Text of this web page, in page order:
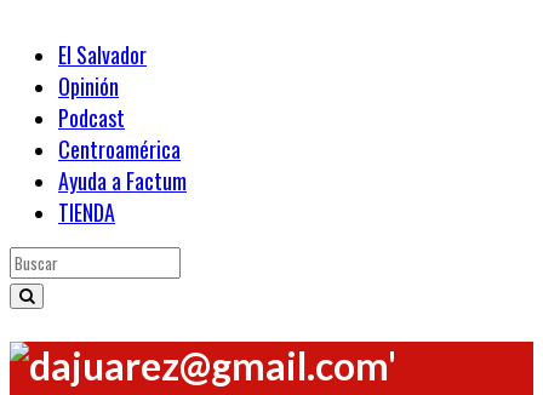
El Salvador
Opinión
Podcast
Centroamérica
Ayuda a Factum
TIENDA